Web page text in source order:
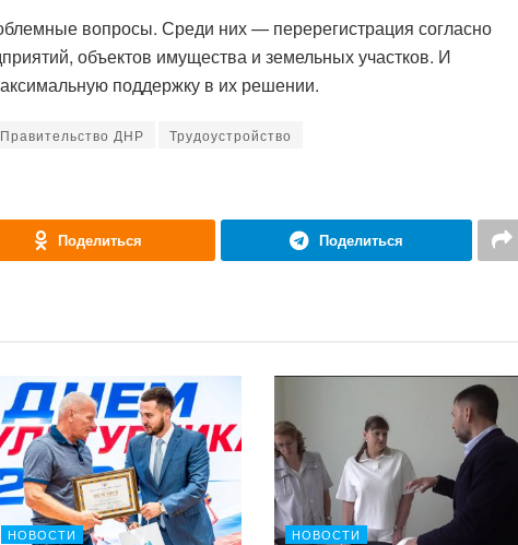
вопросы. Среди них — перерегистрация согласно
объектов имущества и земельных участков. И
поддержку в их решении.
Правительство ДНР
Трудоустройство
Поделиться Поделиться
НОВОСТИ НОВОСТИ